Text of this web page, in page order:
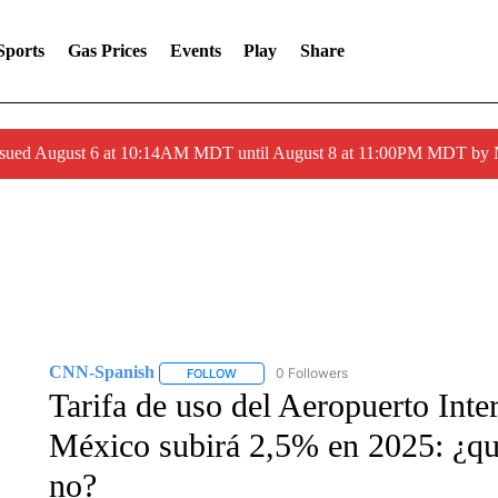
Gas Prices Events Play Share
August 6 at 10:14AM MDT until August 8 at 11:00PM MDT by
CNN-Spanish FOLLOWFOLLOW "CNN-SPANISH" TO RECEIVE
0 Followers
Tarifa de uso del Aeropuerto
México subirá 2,5% en 2025:
no?